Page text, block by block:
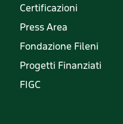
Certificazioni
Press Area
Fondazione Fileni
Progetti Finanziati
FIGC